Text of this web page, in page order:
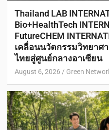
Thailand LAB
Bio+HealthTech
FutureCHEM
เคลื่อนนวัตกรรมวิทยาศ
ไทยสู่ศูนย์กลางอาเซียน
August 6, 2026 Green